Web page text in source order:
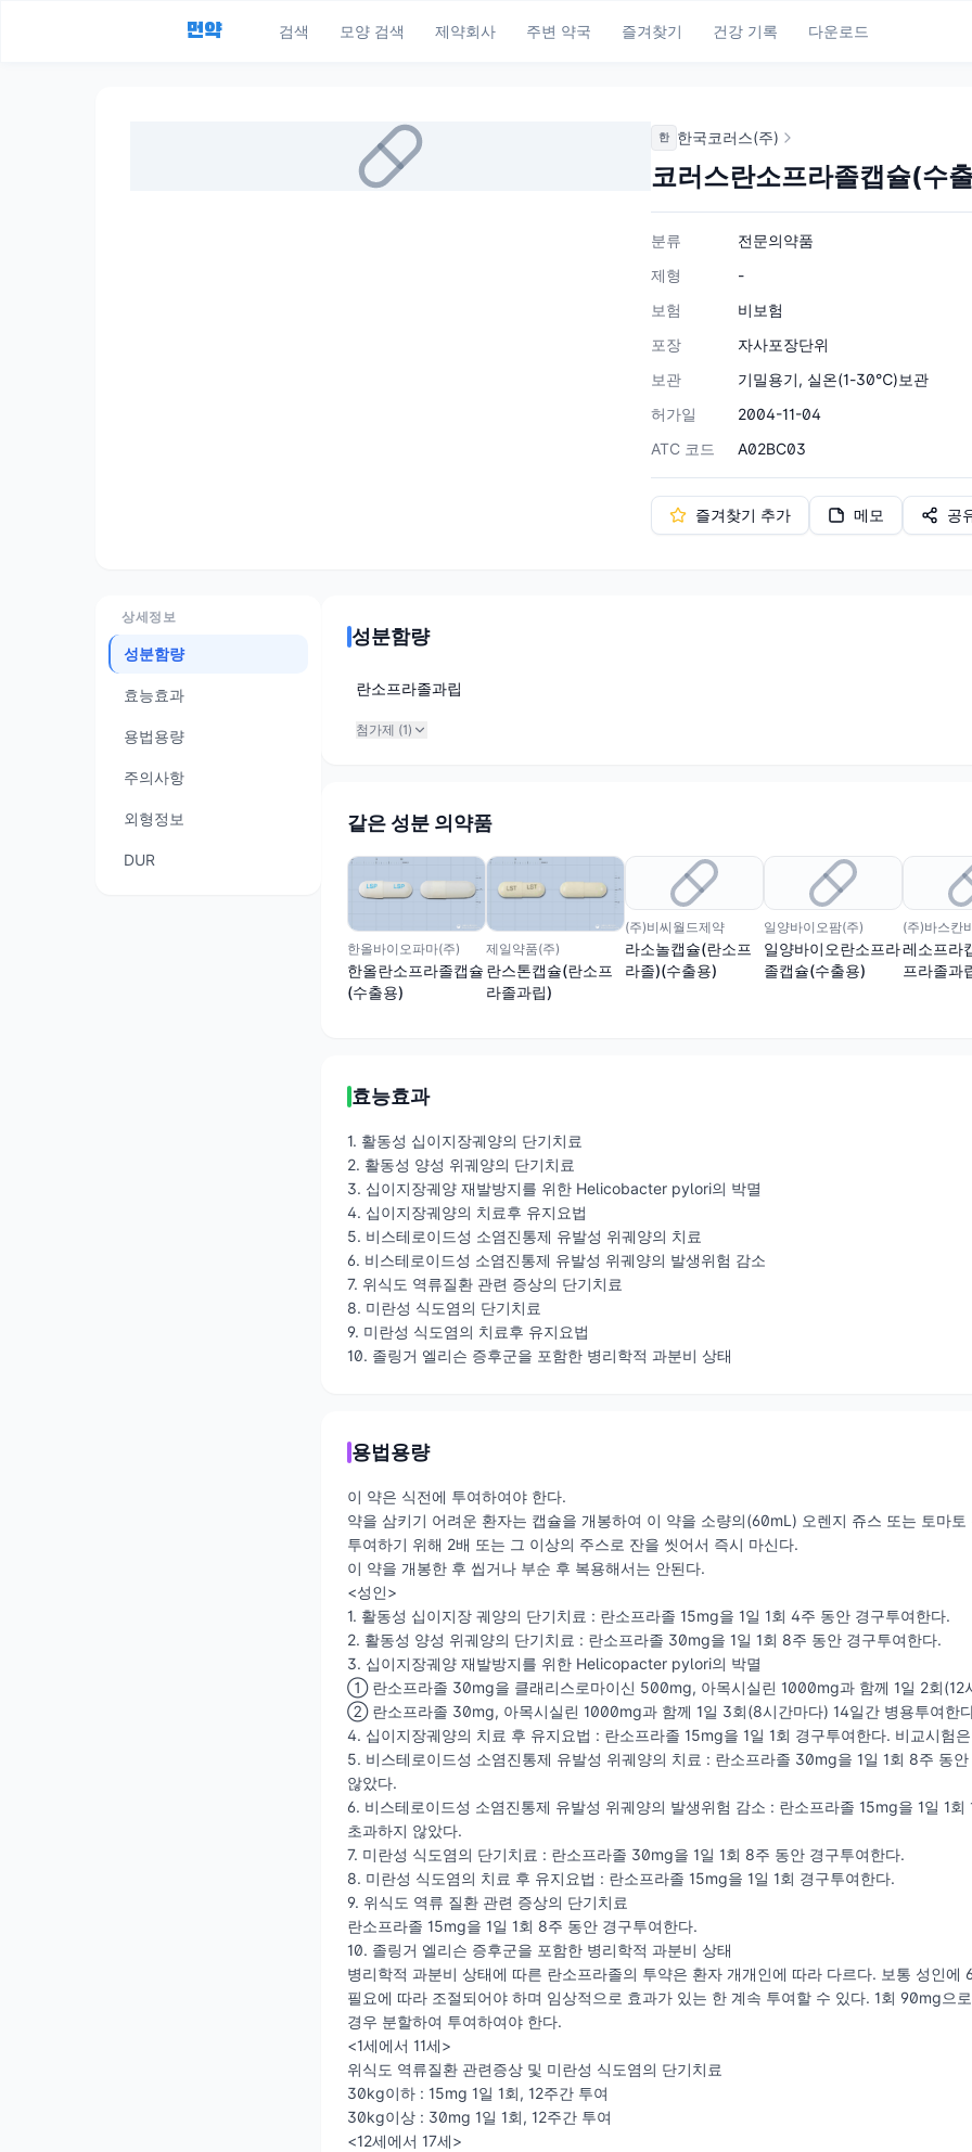
먼약 검색 모양 검색 제약회사 주변 약국 즐겨찾기 건강 기록 다운로드
한 한국코러스(주)
코러스란소프라졸캡슐(수
분류
전문의약품
제형
-
보험
비보험
포장
자사포장단위
보관
기밀용기, 실온(1-30℃)보관
허가일
2004-11-04
ATC 코드
A02BC03
즐겨찾기 추가 메모 공
상세정보
성분함량
효능효과
용법용량
주의사항
외형정보
DUR
성분함량
란소프라졸과립
첨가제 (1)
같은 성분 의약품
한올바이오파마(주)
한올란소프라졸캡슐
(수출용)
제일약품(주)
란스톤캡슐(란소프
라졸과립)
(주)비씨월드제약
라소놀캡슐(란소프
라졸)(수출용)
일양바이오팜(주)
일양바이오란소프라
졸캡슐(수출용)
(주)바스칸
레소프라
프라졸과
효능효과
1. 활동성 십이지장궤양의 단기치료
2. 활동성 양성 위궤양의 단기치료
3. 십이지장궤양 재발방지를 위한 Helicobacter pylori의 박멸
4. 십이지장궤양의 치료후 유지요법
5. 비스테로이드성 소염진통제 유발성 위궤양의 치료
6. 비스테로이드성 소염진통제 유발성 위궤양의 발생위험 감소
7. 위식도 역류질환 관련 증상의 단기치료
8. 미란성 식도염의 단기치료
9. 미란성 식도염의 치료후 유지요법
10. 졸링거 엘리슨 증후군을 포함한 병리학적 과분비 상태
용법용량
이 약은 식전에 투여하여야 한다.
약을 삼키기 어려운 환자는 캡슐을 개봉하여 이 약을 소량의(60mL) 오렌지 쥬스 또는 토마
투여하기 위해 2배 또는 그 이상의 주스로 잔을 씻어서 즉시 마신다.
이 약을 개봉한 후 씹거나 부순 후 복용해서는 안된다.
<성인>
1. 활동성 십이지장 궤양의 단기치료 : 란소프라졸 15mg을 1일 1회 4주 동안 경구투여한다.
2. 활동성 양성 위궤양의 단기치료 : 란소프라졸 30mg을 1일 1회 8주 동안 경구투여한다.
3. 십이지장궤양 재발방지를 위한 Helicopacter pylori의 박멸
① 란소프라졸 30mg을 클래리스로마이신 500mg, 아목시실린 1000mg과 함께 1일 2회(12
② 란소프라졸 30mg, 아목시실린 1000mg과 함께 1일 3회(8시간마다) 14일간 병용투여한
4. 십이지장궤양의 치료 후 유지요법 : 란소프라졸 15mg을 1일 1회 경구투여한다. 비교시험
5. 비스테로이드성 소염진통제 유발성 위궤양의 치료 : 란소프라졸 30mg을 1일 1회 8주 동
않았다.
6. 비스테로이드성 소염진통제 유발성 위궤양의 발생위험 감소 : 란소프라졸 15mg을 1일 1
초과하지 않았다.
7. 미란성 식도염의 단기치료 : 란소프라졸 30mg을 1일 1회 8주 동안 경구투여한다.
8. 미란성 식도염의 치료 후 유지요법 : 란소프라졸 15mg을 1일 1회 경구투여한다.
9. 위식도 역류 질환 관련 증상의 단기치료
란소프라졸 15mg을 1일 1회 8주 동안 경구투여한다.
10. 졸링거 엘리슨 증후군을 포함한 병리학적 과분비 상태
병리학적 과분비 상태에 따른 란소프라졸의 투약은 환자 개개인에 따라 다르다. 보통 성인에
필요에 따라 조절되어야 하며 임상적으로 효과가 있는 한 계속 투여할 수 있다. 1회 90mg으
경우 분할하여 투여하여야 한다.
<1세에서 11세>
위식도 역류질환 관련증상 및 미란성 식도염의 단기치료
30kg이하 : 15mg 1일 1회, 12주간 투여
30kg이상 : 30mg 1일 1회, 12주간 투여
<12세에서 17세>